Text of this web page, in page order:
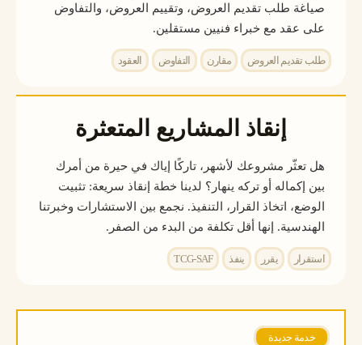
صياغة طلب تقديم العروض، وتقييم العروض، والتفاوض
على عقد مع خبراء فنيين مستقلين.
طلب تقديم العروض مقارن التفاوض العقود
إنقاذ المشاريع المتعثرة
هل تعثّر مشروعك لأشهر، تاركًا إياك في حيرة من أمرك
بين إكماله أو تركه ينهار؟ لدينا خطة إنقاذ سريعة: تثبيت
الوضع، اتخاذ القرار، التنفيذ. نجمع بين الاستشارات وخبرتنا
الهندسية. إنها أقل تكلفة من البدء من الصفر.
استقرار يقرر ينفذ TCG-SAF
خدمة جديدة